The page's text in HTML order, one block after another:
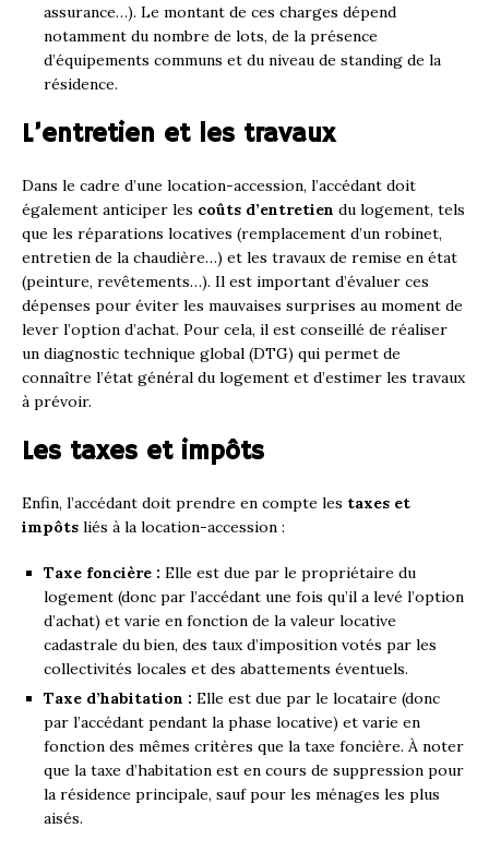
assurance…). Le montant de ces charges dépend
notamment du nombre de lots, de la présence
d’équipements communs et du niveau de standing de la
résidence.
L’entretien et les travaux
Dans le cadre d’une location-accession, l’accédant doit
également anticiper les coûts d’entretien du logement, tels
que les réparations locatives (remplacement d’un robinet,
entretien de la chaudière…) et les travaux de remise en état
(peinture, revêtements…). Il est important d’évaluer ces
dépenses pour éviter les mauvaises surprises au moment de
lever l’option d’achat. Pour cela, il est conseillé de réaliser
un diagnostic technique global (DTG) qui permet de
connaître l’état général du logement et d’estimer les travaux
à prévoir.
Les taxes et impôts
Enfin, l’accédant doit prendre en compte les taxes et
impôts liés à la location-accession :
Taxe foncière : Elle est due par le propriétaire du
logement (donc par l’accédant une fois qu’il a levé l’option
d’achat) et varie en fonction de la valeur locative
cadastrale du bien, des taux d’imposition votés par les
collectivités locales et des abattements éventuels.
Taxe d’habitation : Elle est due par le locataire (donc
par l’accédant pendant la phase locative) et varie en
fonction des mêmes critères que la taxe foncière. À noter
que la taxe d’habitation est en cours de suppression pour
la résidence principale, sauf pour les ménages les plus
aisés.